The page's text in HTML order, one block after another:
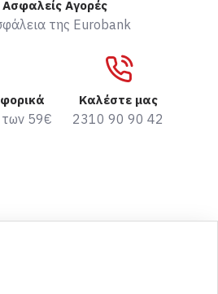
Αγορές
της Eurobank
των 59€
Καλέστε μας
2310 90 90 42